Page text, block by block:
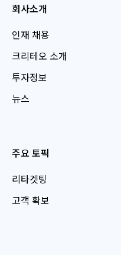
회사소개
인재 채용
크리테오 소개
투자정보
뉴스
주요 토픽
리타겟팅
고객 확보